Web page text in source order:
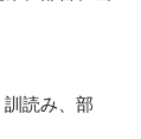
読み、部